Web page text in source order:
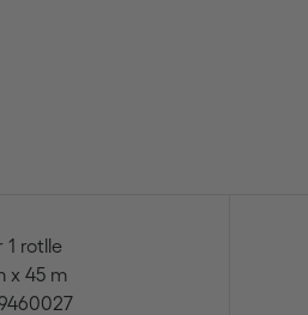
1 rotlle
x 45 m